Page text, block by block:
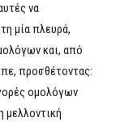
να
μία πλευρά,
και, από
προσθέτοντας:
ομολόγων
μελλοντική